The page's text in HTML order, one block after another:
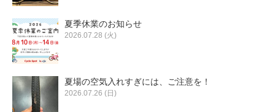
夏季休業のお知らせ
2026.07.28 (火)
夏場の空気入れすぎには、ご注意を！
2026.07.26 (日)